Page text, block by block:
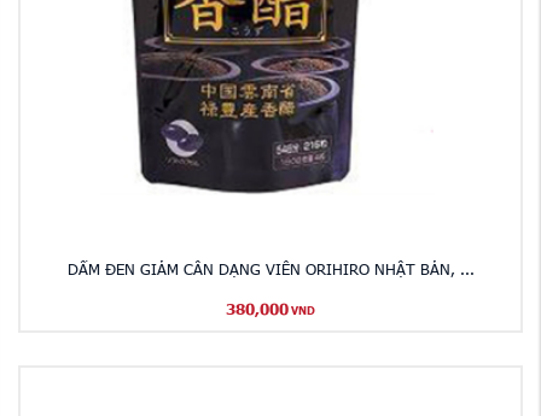
DẤM ĐEN GIẢM CÂN DẠNG VIÊN ORIHIRO NHẬT BẢN, ...
380,000 VND